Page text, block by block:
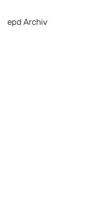
epd Archiv